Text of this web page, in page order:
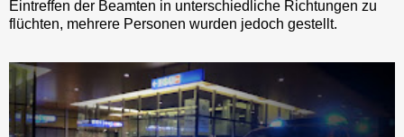
Eintreffen der Beamten in unterschiedliche Richtungen zu
flüchten, mehrere Personen wurden jedoch gestellt.